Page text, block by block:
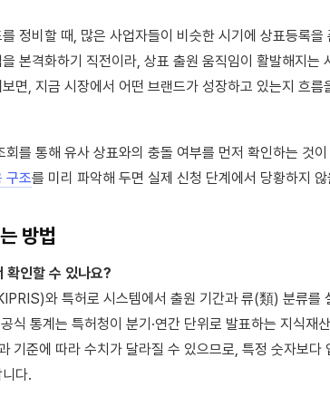
정비할 때, 많은 사업자들이 비슷한 시기에 상표등록
본격화하기 직전이라, 상표 출원 움직임이 활발해지는
면, 지금 시장에서 어떤 브랜드가 성장하고 있는지 흐름
를 통해 유사 상표와의 충돌 여부를 먼저 확인하는 것
구조를 미리 파악해 두면 실제 신청 단계에서 당황하지
방법
확인할 수 있나요?
와 특허로 시스템에서 출원 기간과 류(類) 분류를
식 통계는 특허청이 분기·연간 단위로 발표하는 지식재
기준에 따라 수치가 달라질 수 있으므로, 특정 숫자보다
다.